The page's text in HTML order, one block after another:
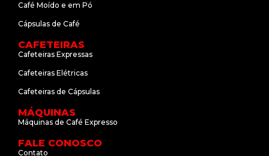
Café Moído e em Pó
Cápsulas de Café
CAFETEIRAS
Cafeteiras Expressas
Cafeteiras Elétricas
Cafeteiras de Cápsulas
MÁQUINAS
Máquinas de Café Expresso
FALE CONOSCO
Contato